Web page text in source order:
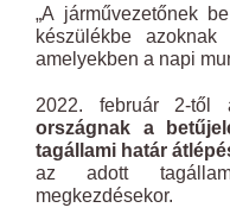
„A járművezetőnek
készülékbe
amelyekben a napi
2022. február 2-től
országnak a
tagállami határ
az adott
megkezdésekor.